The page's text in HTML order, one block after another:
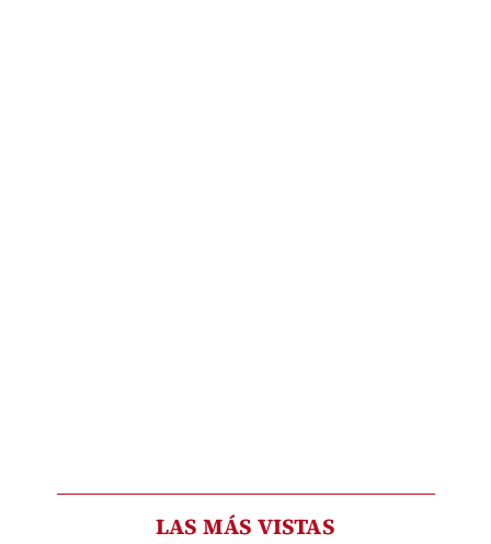
LAS MÁS VISTAS